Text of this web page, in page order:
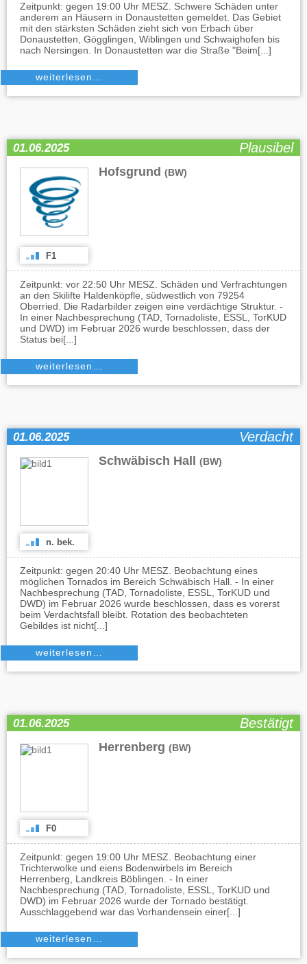
Zeitpunkt: gegen 19:00 Uhr MESZ. Schwere Schäden unter
anderem an Häusern in Donaustetten gemeldet. Das Gebiet
mit den stärksten Schäden zieht sich von Erbach über
Donaustetten, Gögglingen, Wiblingen und Schwaighofen bis
nach Nersingen. In Donaustetten war die Straße "Beim[...]
weiterlesen…
01.06.2025 Plausibel
Hofsgrund (BW)
F1
Zeitpunkt: vor 22:50 Uhr MESZ. Schäden und Verfrachtungen
an den Skilifte Haldenköpfle, südwestlich von 79254
Oberried. Die Radarbilder zeigen eine verdächtige Struktur. -
In einer Nachbesprechung (TAD, Tornadoliste, ESSL, TorKUD
und DWD) im Februar 2026 wurde beschlossen, dass der
Status bei[...]
weiterlesen…
01.06.2025 Verdacht
Schwäbisch Hall (BW)
n. bek.
Zeitpunkt: gegen 20:40 Uhr MESZ. Beobachtung eines
möglichen Tornados im Bereich Schwäbisch Hall. - In einer
Nachbesprechung (TAD, Tornadoliste, ESSL, TorKUD und
DWD) im Februar 2026 wurde beschlossen, dass es vorerst
beim Verdachtsfall bleibt. Rotation des beobachteten
Gebildes ist nicht[...]
weiterlesen…
01.06.2025 Bestätigt
Herrenberg (BW)
F0
Zeitpunkt: gegen 19:00 Uhr MESZ. Beobachtung einer
Trichterwolke und eiens Bodenwirbels im Bereich
Herrenberg, Landkreis Böblingen. - In einer
Nachbesprechung (TAD, Tornadoliste, ESSL, TorKUD und
DWD) im Februar 2026 wurde der Tornado bestätigt.
Ausschlaggebend war das Vorhandensein einer[...]
weiterlesen…